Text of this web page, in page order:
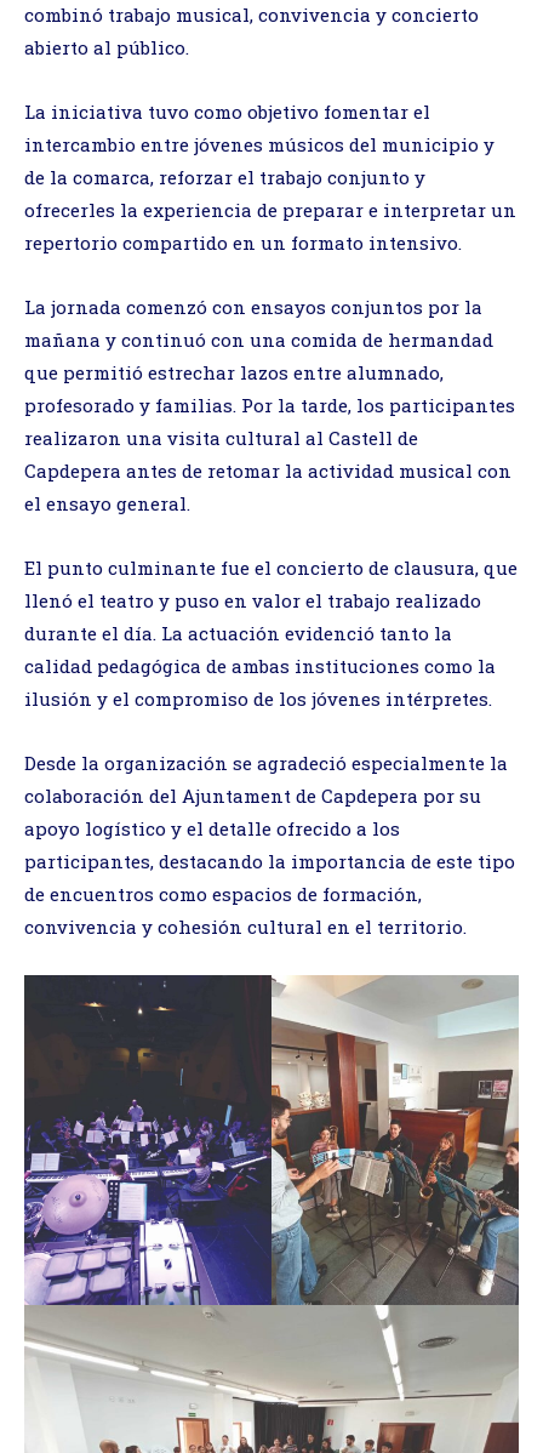
combinó trabajo musical, convivencia y concierto
abierto al público.
La iniciativa tuvo como objetivo fomentar el
intercambio entre jóvenes músicos del municipio y
de la comarca, reforzar el trabajo conjunto y
ofrecerles la experiencia de preparar e interpretar un
repertorio compartido en un formato intensivo.
La jornada comenzó con ensayos conjuntos por la
mañana y continuó con una comida de hermandad
que permitió estrechar lazos entre alumnado,
profesorado y familias. Por la tarde, los participantes
realizaron una visita cultural al Castell de
Capdepera antes de retomar la actividad musical con
el ensayo general.
El punto culminante fue el concierto de clausura, que
llenó el teatro y puso en valor el trabajo realizado
durante el día. La actuación evidenció tanto la
calidad pedagógica de ambas instituciones como la
ilusión y el compromiso de los jóvenes intérpretes.
Desde la organización se agradeció especialmente la
colaboración del Ajuntament de Capdepera por su
apoyo logístico y el detalle ofrecido a los
participantes, destacando la importancia de este tipo
de encuentros como espacios de formación,
convivencia y cohesión cultural en el territorio.